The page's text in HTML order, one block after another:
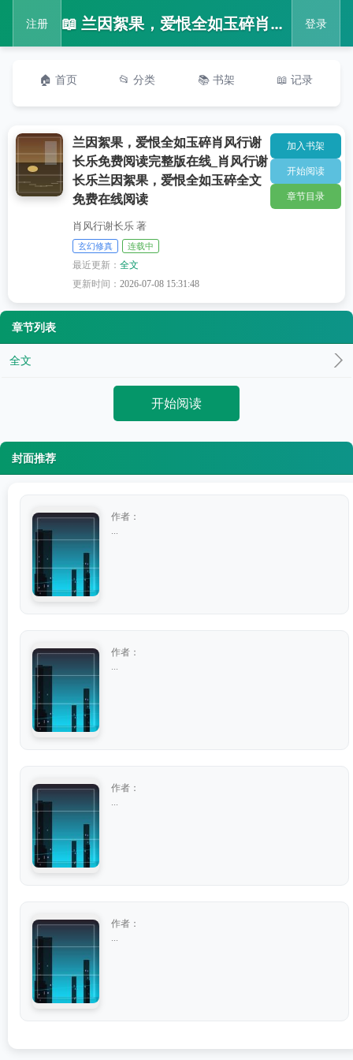
注册 📖 兰因絮果，爱恨全如玉碎肖风行谢长乐免费阅读完整版在线_肖风行谢长乐兰因絮果，爱恨全如玉碎全文免费在线阅读 登录
🏠 首页 📂 分类 📚 书架 📖 记录
兰因絮果，爱恨全如玉碎肖风行谢
长乐免费阅读完整版在线_肖风行谢
长乐兰因絮果，爱恨全如玉碎全文
免费在线阅读
肖风行谢长乐 著
玄幻修真 连载中
最近更新：全文
更新时间：2026-07-08 15:31:48
加入书架
开始阅读
章节目录
章节列表
全文
开始阅读
封面推荐
作者：
作者：
作者：
作者：